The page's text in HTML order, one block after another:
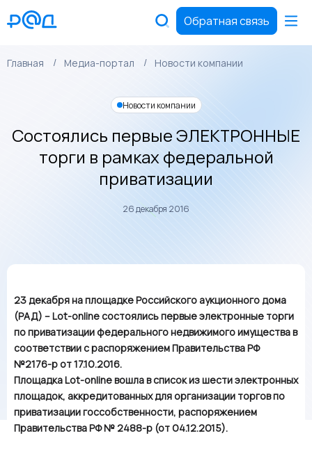
Обратная связь
Главная Медиа-портал Новости компании
Новости компании
Состоялись первые ЭЛЕКТРОННЫЕ
торги в рамках федеральной
приватизации
26 декабря 2016
23 декабря на площадке Российского аукционного дома
(РАД) – Lot-online состоялись первые электронные торги
по приватизации федерального недвижимого имущества в
соответствии с распоряжением Правительства РФ
№2176-р от 17.10.2016.
Площадка Lot-online вошла в список из шести электронных
площадок, аккредитованных для организации торгов по
приватизации госсобственности, распоряжением
Правительства РФ № 2488-р (от 04.12.2015).